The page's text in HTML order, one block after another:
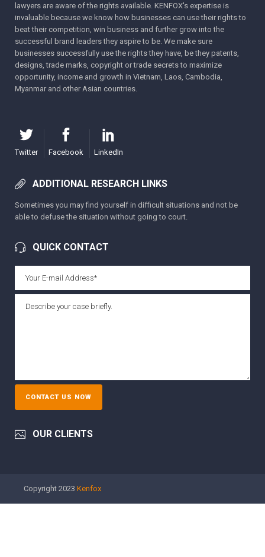
lawyers are aware of the rights available. KENFOX's expertise is
invaluable because we know how businesses can use their rights to
beat their competition, win business and further grow into the
successful brand leaders they aspire to be. We make sure
businesses successfully use the rights they have, be they patents,
designs, trade marks, copyright or trade secrets to maximize
opportunity, income and growth in Vietnam, Laos, Cambodia,
Myanmar and other Asian countries.
Twitter Facebook LinkedIn
ADDITIONAL RESEARCH LINKS
Sometimes you may find yourself in difficult situations and not be
able to defuse the situation without going to court.
QUICK CONTACT
OUR CLIENTS
Copyright 2023 Kenfox